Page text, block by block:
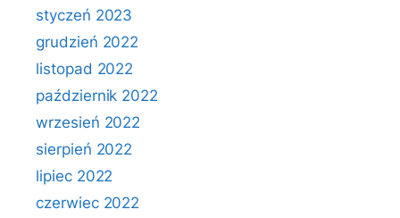
styczeń 2023
grudzień 2022
listopad 2022
październik 2022
wrzesień 2022
sierpień 2022
lipiec 2022
czerwiec 2022